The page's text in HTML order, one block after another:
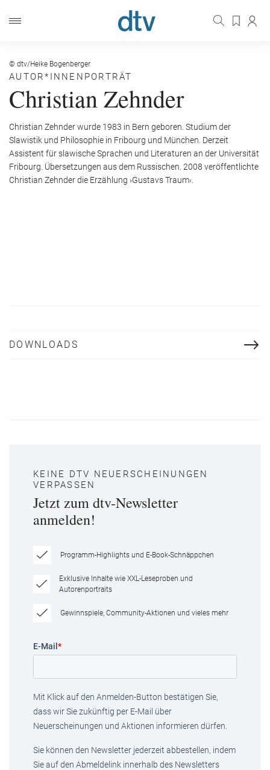
© dtv/Heike Bogenberger
AUTOR*INNENPORTRÄT
Christian Zehnder
Christian Zehnder wurde 1983 in Bern geboren. Studium der
Slawistik und Philosophie in Fribourg und München. Derzeit
Assistent für slawische Sprachen und Literaturen an der Universität
Fribourg. Übersetzungen aus dem Russischen. 2008 veröffentlichte
Christian Zehnder die Erzählung ›Gustavs Traum‹.
DOWNLOADS
KEINE DTV NEUERSCHEINUNGEN
VERPASSEN
Jetzt zum dtv-Newsletter
anmelden!
Programm-Highlights und E-Book-Schnäppchen
Exklusive Inhalte wie XXL-Leseproben und
Autorenportraits
Gewinnspiele, Community-Aktionen und vieles mehr
E-Mail *
Mit Klick auf den Anmelden-Button bestätigen Sie,
dass wir Sie zukünftig per E-Mail über
Neuerscheinungen und Aktionen informieren dürfen.
Sie können den Newsletter jederzeit abbestellen, indem
Sie auf den Abmeldelink innerhalb des Newsletters